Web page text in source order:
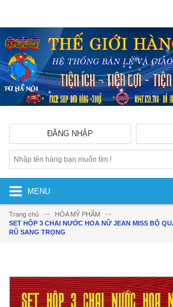
ĐĂNG NHẬP
MENU
Trang chủ
HÓA MỸ PHẨM
SET HỘP 3 CHAI NƯỚC HOA NỮ JEAN MISS BỘ
RŨ SANG TRỌNG